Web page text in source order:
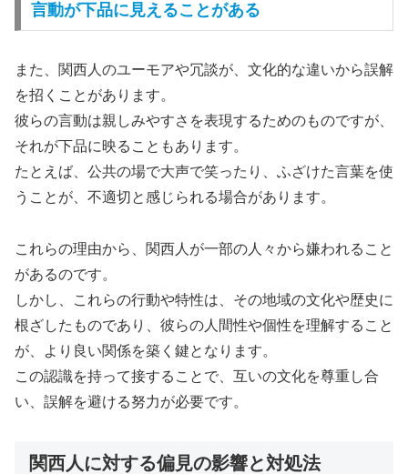
言動が下品に見えることがある
また、関西人のユーモアや冗談が、文化的な違いから誤解
を招くことがあります。
彼らの言動は親しみやすさを表現するためのものですが、
それが下品に映ることもあります。
たとえば、公共の場で大声で笑ったり、ふざけた言葉を使
うことが、不適切と感じられる場合があります。
これらの理由から、関西人が一部の人々から嫌われること
があるのです。
しかし、これらの行動や特性は、その地域の文化や歴史に
根ざしたものであり、彼らの人間性や個性を理解すること
が、より良い関係を築く鍵となります。
この認識を持って接することで、互いの文化を尊重し合
い、誤解を避ける努力が必要です。
関西人に対する偏見の影響と対処法